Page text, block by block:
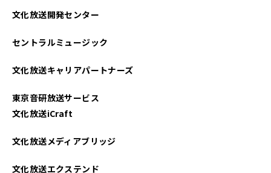
文化放送開発センター
セントラルミュージック
文化放送キャリアパートナーズ
東京音研放送サービス
文化放送iCraft
文化放送メディアブリッジ
文化放送エクステンド